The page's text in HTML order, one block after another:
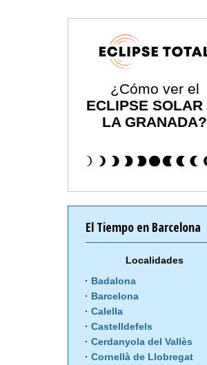
¿Cómo ver el
ECLIPSE SOLAR
LA GRANADA?
El Tiempo en Barcelona
Localidades
Badalona
Barcelona
Calella
Castelldefels
Cerdanyola del Vallès
Cornellà de Llobregat